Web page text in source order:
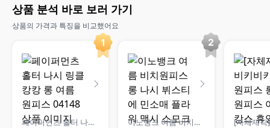
상품 분석 바로 보러 가기
상품의 가격과 특징을 비교했어요
페이퍼먼츠 홀터 나시 링클 캉캉 롱 여름 원피스 04148 이노뱅크 여름 비치원피스 롱 나시 뷔스티에 민소매 플라워 맥시 스모크 휴양지룩 바캉스 비치웨어 빅사이즈 HC426 INO025A